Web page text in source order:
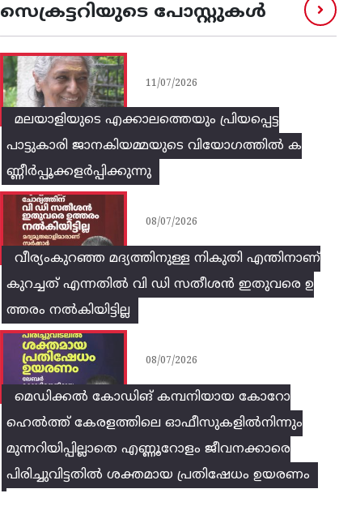
സെക്രട്ടറിയുടെ പോസ്റ്റുകൾ
മലയാളിയുടെ എക്കാലത്തെയും പ്രിയപ്പെട്ട
പാട്ടുകാരി ജാനകിയമ്മയുടെ വിയോഗത്തിൽ ക
ണ്ണീർപ്പൂക്കളർപ്പിക്കുന്നു
11/07/2026
വീര്യംകുറഞ്ഞ മദ്യത്തിനുള്ള നികുതി എന്തിനാണ്
കുറച്ചത് എന്നതിൽ വി ഡി സതീശൻ ഇതുവരെ ഉ
ത്തരം നൽകിയിട്ടില്ല
08/07/2026
മെഡിക്കൽ കോഡിങ് കമ്പനിയായ കോറോ
ഹെൽത്ത് കേരളത്തിലെ ഓഫീസുകളിൽനിന്നും
മുന്നറിയിപ്പില്ലാതെ എണ്ണൂറോളം ജീവനക്കാരെ
പിരിച്ചുവിട്ടതിൽ‌ ശക്തമായ പ്രതിഷേധം ഉയരണം
08/07/2026